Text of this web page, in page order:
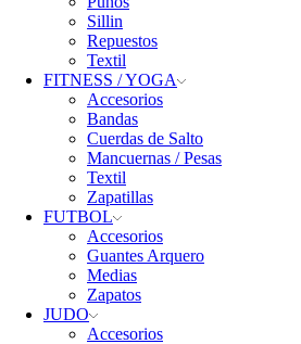
Sillin
Repuestos
Textil
FITNESS / YOGA
Accesorios
Bandas
Cuerdas de Salto
Mancuernas / Pesas
Textil
Zapatillas
FUTBOL
Accesorios
Guantes Arquero
Medias
Zapatos
JUDO
Accesorios